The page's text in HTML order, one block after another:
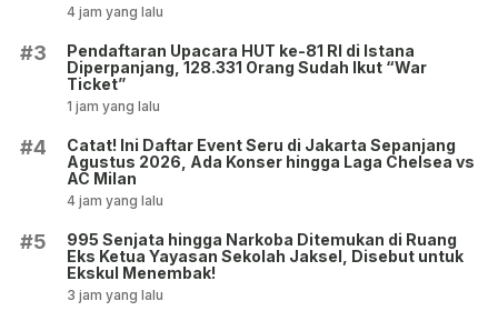
4 jam yang lalu
#3
Pendaftaran Upacara HUT ke-81 RI di Istana
Diperpanjang, 128.331 Orang Sudah Ikut “War
Ticket”
1 jam yang lalu
#4
Catat! Ini Daftar Event Seru di Jakarta Sepanjang
Agustus 2026, Ada Konser hingga Laga Chelsea vs
AC Milan
4 jam yang lalu
#5
995 Senjata hingga Narkoba Ditemukan di Ruang
Eks Ketua Yayasan Sekolah Jaksel, Disebut untuk
Ekskul Menembak!
3 jam yang lalu